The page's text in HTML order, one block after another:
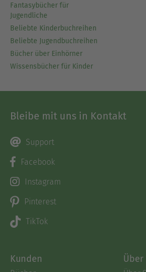
Fantasybücher für
Jugendliche
Beliebte Kinderbuchreihen
Beliebte Jugendbuchreihen
Bücher über Einhörner
Wissensbücher für Kinder
Bleibe mit uns in Kontakt
Support
Facebook
Instagram
Pinterest
TikTok
Kunden Über